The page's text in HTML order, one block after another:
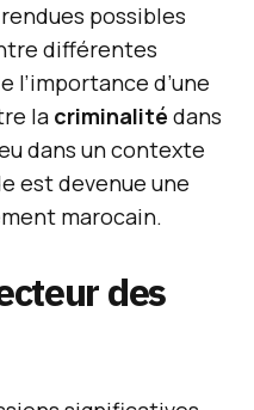
possibles
différentes
l’importance d’une
la criminalité dans
dans un contexte
est devenue une
marocain.
des